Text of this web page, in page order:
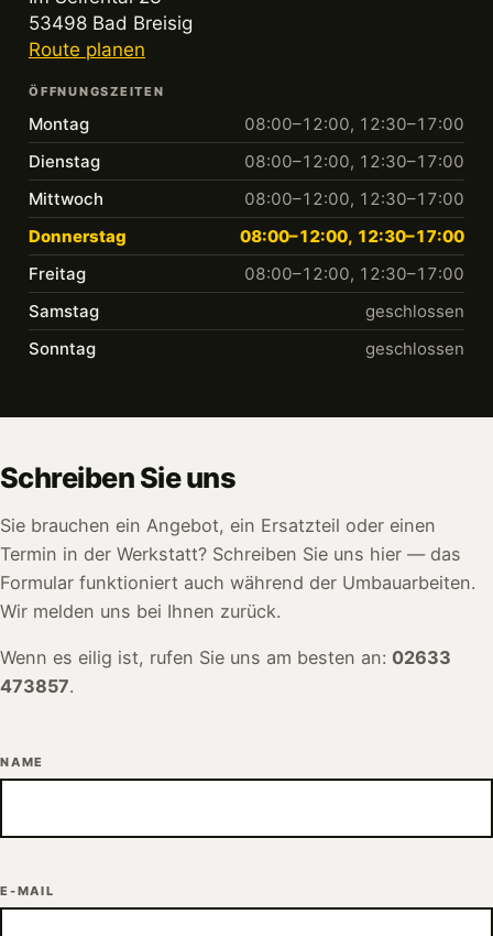
53498 Bad Breisig
Route planen
ÖFFNUNGSZEITEN
Montag
08:00–12:00, 12:30–17:00
Dienstag
08:00–12:00, 12:30–17:00
Mittwoch
08:00–12:00, 12:30–17:00
Donnerstag
08:00–12:00, 12:30–17:00
Freitag
08:00–12:00, 12:30–17:00
Samstag
geschlossen
Sonntag
geschlossen
Schreiben Sie uns
Sie brauchen ein Angebot, ein Ersatzteil oder einen
Termin in der Werkstatt? Schreiben Sie uns hier — das
Formular funktioniert auch während der Umbauarbeiten.
Wir melden uns bei Ihnen zurück.
Wenn es eilig ist, rufen Sie uns am besten an: 02633
473857.
NAME
E-MAIL